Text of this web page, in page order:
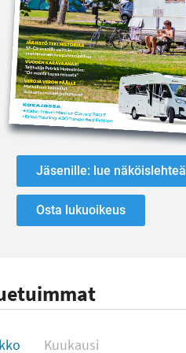
Jäsenille: lue näköislehteä
Osta lukuoikeus
Kuukausi